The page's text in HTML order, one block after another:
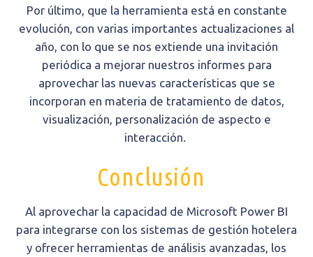
Por último, que la herramienta está en constante
evolución, con varias importantes actualizaciones al
año, con lo que se nos extiende una invitación
periódica a mejorar nuestros informes para
aprovechar las nuevas características que se
incorporan en materia de tratamiento de datos,
visualización, personalización de aspecto e
interacción.
Conclusión
Al aprovechar la capacidad de Microsoft Power BI
para integrarse con los sistemas de gestión hotelera
y ofrecer herramientas de análisis avanzadas, los